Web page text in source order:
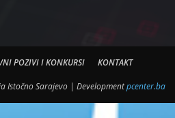
POZIVI I KONKURSI KONTAKT
Istočno Sarajevo | Developmentpcenter.ba